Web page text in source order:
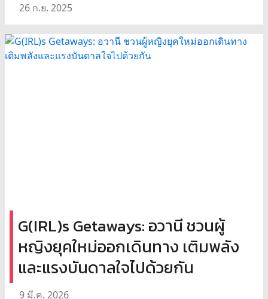
26 ก.ย. 2025
G(IRL)s Getaways: อวานี ชวนผู้
หญิงยุคใหม่ออกเดินทาง เติมพลัง
และแรงบันดาลใจไปด้วยกัน
9 มี.ค. 2026